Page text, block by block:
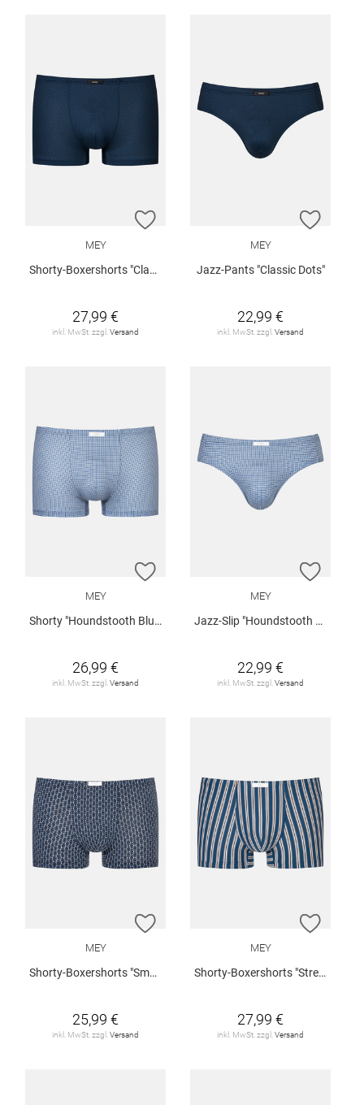
ZUR WUNSCHLISTE HINZUFÜGEN
MEY
Shorty-Boxershorts "Classic Dots"
27,99 €
inkl. MwSt. zzgl. Versand
ZUR
MEY
Jazz-Pants "Classic Dots"
22,99 €
inkl. MwSt. zzgl. Versand
ZUR WUNSCHLISTE HINZUFÜGEN
MEY
Shorty "Houndstooth Blue"
26,99 €
inkl. MwSt. zzgl.Versand
ZUR
MEY
Jazz-Slip "Houndstooth Blue"
22,99 €
inkl. MwSt. zzgl.Versand
ZUR WUNSCHLISTE HINZUFÜGEN
MEY
Shorty-Boxershorts "Smart Chains"
25,99 €
inkl. MwSt. zzgl.Versand
ZUR
MEY
Shorty-Boxershorts "Stream Stripes"
27,99 €
inkl. MwSt. zzgl.Versand